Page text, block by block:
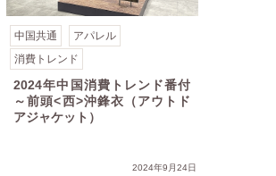
中国共通
アパレル
消費トレンド
2024年中国消費トレンド番付
～前頭<西>沖鋒衣（アウトド
アジャケット）
2024年9月24日